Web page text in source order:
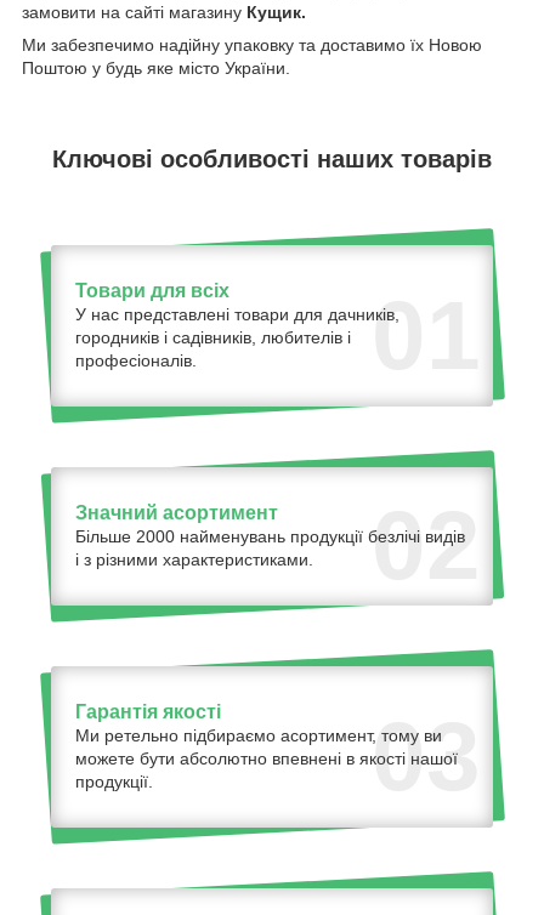
замовити на сайті магазину Кущик.
Ми забезпечимо надійну упаковку та доставимо їх Новою
Поштою у будь яке місто України.
Ключові особливості наших товарів
01
Товари для всіх
У нас представлені товари для дачників,
городників і садівників, любителів і
професіоналів.
02
Значний асортимент
Більше 2000 найменувань продукції безлічі видів
і з різними характеристиками.
03
Гарантія якості
Ми ретельно підбираємо асортимент, тому ви
можете бути абсолютно впевнені в якості нашої
продукції.